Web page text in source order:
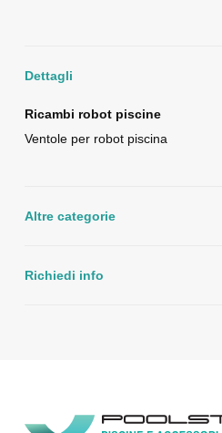
Dettagli
Ricambi robot piscine
Ventole per robot piscina
Altre categorie
Richiedi info